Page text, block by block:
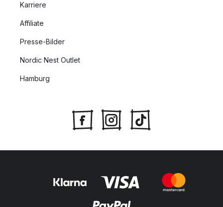
Karriere
Affiliate
Presse-Bilder
Nordic Nest Outlet
Hamburg